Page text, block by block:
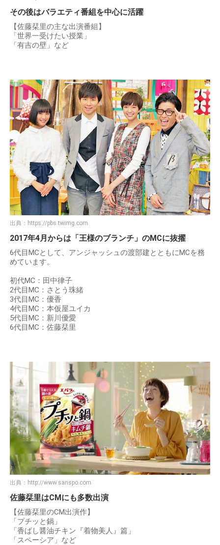
その後はバラエティ番組を中心に活躍
【佐藤栞里の主な出演番組】
「世界一受けたい授業」
「有吉の壁」など
出典： https://pbs.twimg.com
2017年4月からは「王様のブランチ」のMCに抜擢
6代目MCとして、アンジャッシュの渡部建とともにMCを務
めています。
初代MC：田中律子
2代目MC：さとう珠緒
3代目MC：優香
4代目MC：本仮屋ユイカ
5代目MC：新川優愛
6代目MC：佐藤栞里
出典： http://www.sanspo.com
佐藤栞里はCMにも多数出演
【佐藤栞里のCM出演作】
「プチッと鍋」
「香ばし醤油チキン『着物美人』篇」
「スペーシア」など